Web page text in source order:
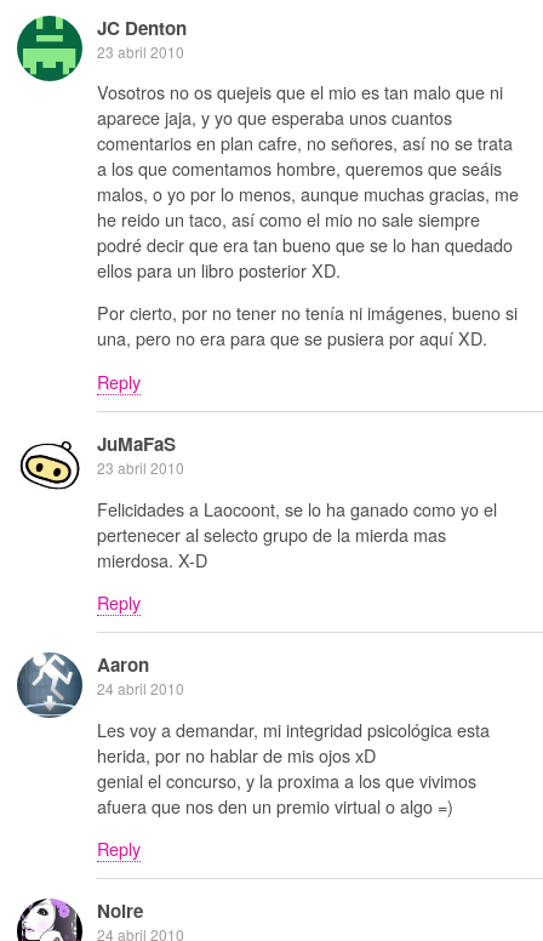
JC Denton
23 abril 2010
Vosotros no os quejeis que el mio es tan malo que ni
aparece jaja, y yo que esperaba unos cuantos
comentarios en plan cafre, no señores, así no se trata
a los que comentamos hombre, queremos que seáis
malos, o yo por lo menos, aunque muchas gracias, me
he reido un taco, así como el mio no sale siempre
podré decir que era tan bueno que se lo han quedado
ellos para un libro posterior XD.
Por cierto, por no tener no tenía ni imágenes, bueno si
una, pero no era para que se pusiera por aquí XD.
Reply
JuMaFaS
23 abril 2010
Felicidades a Laocoont, se lo ha ganado como yo el
pertenecer al selecto grupo de la mierda mas
mierdosa. X-D
Reply
Aaron
24 abril 2010
Les voy a demandar, mi integridad psicológica esta
herida, por no hablar de mis ojos xD
genial el concurso, y la proxima a los que vivimos
afuera que nos den un premio virtual o algo =)
Reply
Noire
24 abril 2010